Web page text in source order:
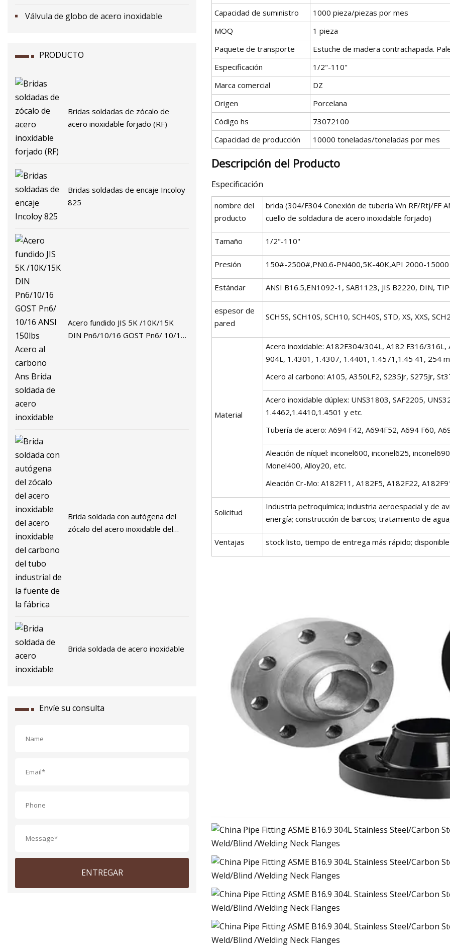
Válvula de globo de acero inoxidable
PRODUCTO
Bridas soldadas de zócalo de
acero inoxidable forjado (RF)
Bridas soldadas de encaje Incoloy
825
Acero fundido JIS 5K /10K/15K
DIN Pn6/10/16 GOST Pn6/ 10/16
Brida soldada con autógena del
zócalo del acero inoxidable del
Brida soldada de acero inoxidable
Envíe su consulta
ENTREGAR
Capacidad de suministro
1000 pieza/piezas por mes
MOQ
1 pieza
Paquete de transporte
Estuche de madera contrachapada.
Especificación
1/2"-110"
Marca comercial
DZ
Origen
Porcelana
Código hs
73072100
Capacidad de producción
10000 toneladas/toneladas por mes
Descripción del Producto
Especificación
nombre del
producto
brida (304/F304 Conexión de tubería Wn RF/Rtj/FF
cuello de soldadura de acero inoxidable forjado)
Tamaño 1/2"-110"
Presión 150#-2500#,PN0.6-PN400,5K-40K,API 2000-15000
Estándar ANSI B16.5,EN1092-1, SAB1123, JIS B2220, DIN,
espesor de
pared
SCH5S, SCH10S, SCH10, SCH40S, STD, XS, XXS,
Material
Acero inoxidable: A182F304/304L, A182 F316/
904L, 1.4301, 1.4307, 1.4401, 1.4571,1.45 41, 254
Acero al carbono: A105, A350LF2, S235Jr, S275Jr,
Acero inoxidable dúplex: UNS31803, SAF2205,
1.4462,1.4410,1.4501 y etc.
Tubería de acero: A694 F42, A694F52, A694 F60,
Aleación de níquel: inconel600, inconel625,
Monel400, Alloy20, etc.
Aleación Cr-Mo: A182F11, A182F5, A182F22,
Solicitud
Industria petroquímica; industria aeroespacial y de
energía; construcción de barcos; tratamiento de
Ventajas stock listo, tiempo de entrega más rápido;